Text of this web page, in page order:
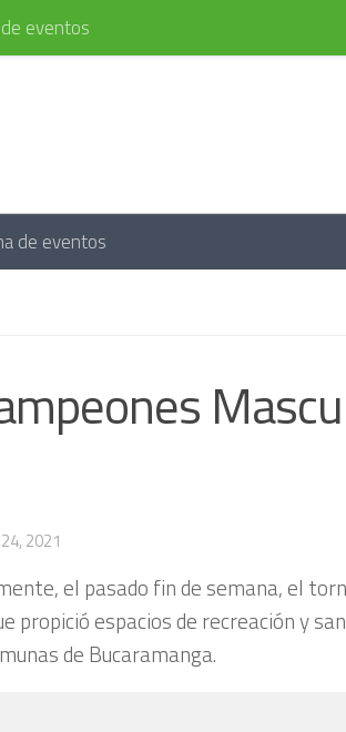
eventos
de eventos
2021
el pasado fin de semana, el
propició espacios de recreación y
de Bucaramanga.